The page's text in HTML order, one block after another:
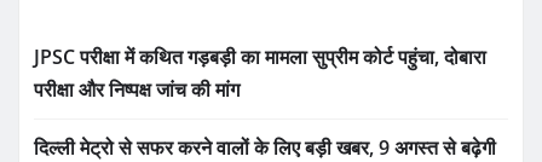
JPSC परीक्षा में कथित गड़बड़ी का मामला सुप्रीम कोर्ट पहुंचा, दोबारा
परीक्षा और निष्पक्ष जांच की मांग
दिल्ली मेट्रो से सफर करने वालों के लिए बड़ी खबर, 9 अगस्त से बढ़ेगी